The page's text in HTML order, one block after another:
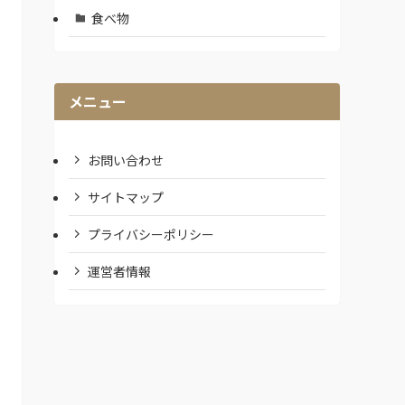
食べ物
メニュー
お問い合わせ
サイトマップ
プライバシーポリシー
運営者情報